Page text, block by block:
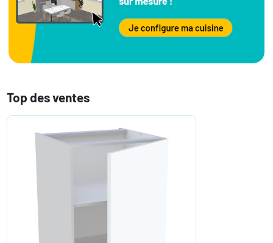
Top des ventes